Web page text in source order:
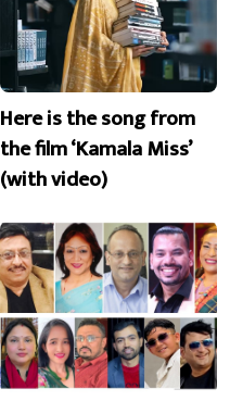
Here is the song from
the film ‘Kamala Miss’
(with video)